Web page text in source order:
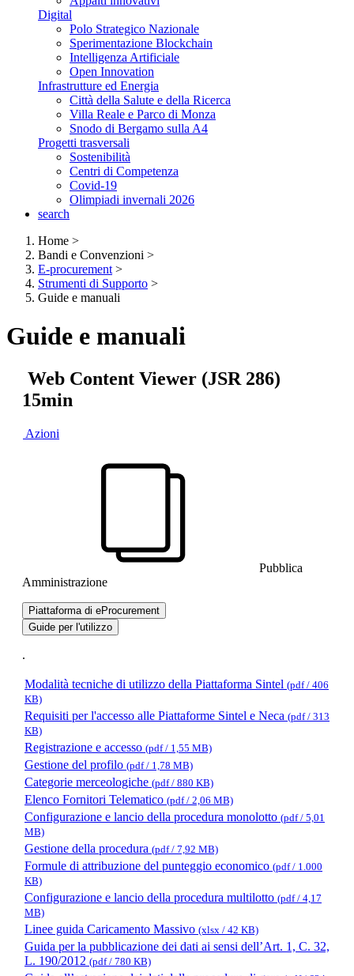
Digital
Polo Strategico Nazionale
Sperimentazione Blockchain
Intelligenza Artificiale
Open Innovation
Infrastrutture ed Energia
Città della Salute e della Ricerca
Villa Reale e Parco di Monza
Snodo di Bergamo sulla A4
Progetti trasversali
Sostenibilità
Centri di Competenza
Covid-19
Olimpiadi invernali 2026
search
Home >
Bandi e Convenzioni >
E-procurement >
Strumenti di Supporto >
Guide e manuali
Guide e manuali
Web Content Viewer (JSR 286)
15min
Azioni
Pubblica
Amministrazione
Piattaforma di eProcurement
Guide per l'utilizzo
.
Modalità tecniche di utilizzo della Piattaforma Sintel (pdf / 406
KB)
Requisiti per l'accesso alle Piattaforme Sintel e Neca (pdf / 313
KB)
Registrazione e accesso (pdf / 1,55 MB)
Gestione del profilo (pdf / 1,78 MB)
Categorie merceologiche (pdf / 880 KB)
Elenco Fornitori Telematico (pdf / 2,06 MB)
Configurazione e lancio della procedura monolotto (pdf / 5,01
MB)
Gestione della procedura (pdf / 7,92 MB)
Formule di attribuzione del punteggio economico (pdf / 1.000
KB)
Configurazione e lancio della procedura multilotto (pdf / 4,17
MB)
Linee guida Caricamento Massivo (xlsx / 42 KB)
Guida per la pubblicazione dei dati ai sensi dell’Art. 1, C. 32,
L. 190/2012 (pdf / 780 KB)